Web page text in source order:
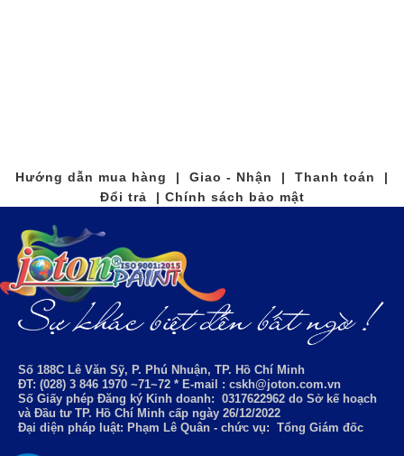
Hướng dẫn mua hàng | Giao - Nhận | Thanh toán |
Đổi trả | Chính sách bảo mật
Số 188C Lê Văn Sỹ, P. Phú Nhuận, TP. Hồ Chí Minh
ĐT: (028) 3 846 1970 ~71~72 * E-mail : cskh@joton.com.vn
Số Giấy phép Đăng ký Kinh doanh: 0317622962 do Sở kế hoạch
và Đầu tư TP. Hồ Chí Minh cấp ngày 26/12/2022
Đại diện pháp luật: Phạm Lê Quân - chức vụ: Tổng Giám đốc